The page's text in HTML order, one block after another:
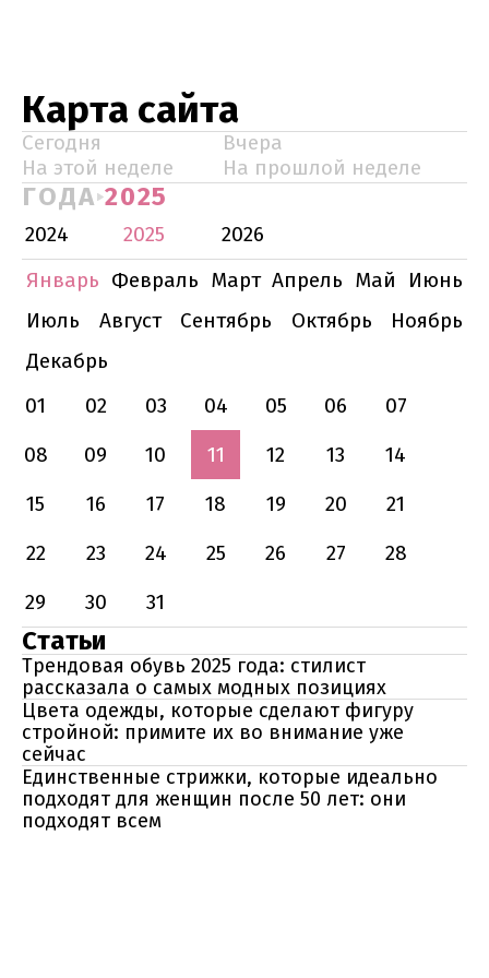
Карта сайта
Сегодня
Вчера
На этой неделе
На прошлой неделе
ГОДА 2025
2024 2025
2026
Январь Февраль Март Апрель Май
Июнь
Июль
Август Сентябрь Октябрь
Ноябрь
Декабрь
01
02 03 04 05 06
07
08
09 10 11 12 13
14
15
16 17 18 19 20
21
22
23 24 25 26 27
28
29
30 31
Статьи
Трендовая обувь 2025 года: стилист
рассказала о самых модных позициях
Цвета одежды, которые сделают фигуру
стройной: примите их во внимание уже
сейчас
Единственные стрижки, которые идеально
подходят для женщин после 50 лет: они
подходят всем